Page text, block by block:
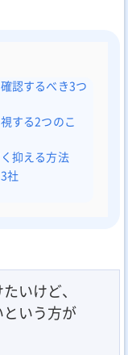
認するべき3つ
する2つのこ
抑える方法
社
いけど、
いう方が